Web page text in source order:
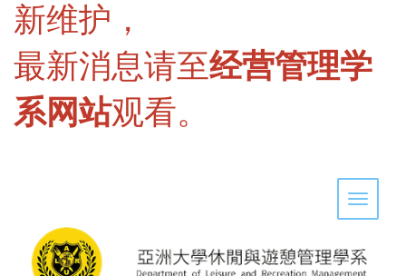
新维护，
最新消息请至经营管理学
系网站观看。
Toggle